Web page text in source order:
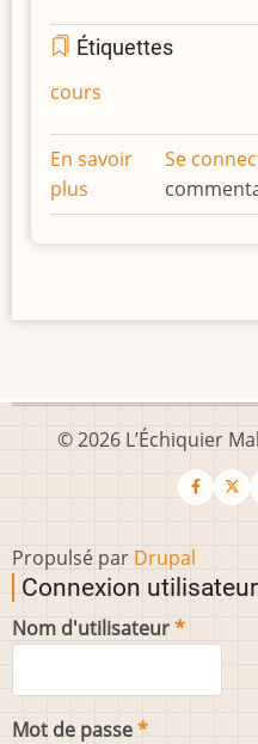
Étiquettes
cours
En savoir
plus
Etudes
estivales
Se
© 2026 L’Échiquier
Propulsé par Drupal
Connexion utilisateur
Nom d'utilisateur
Mot de passe